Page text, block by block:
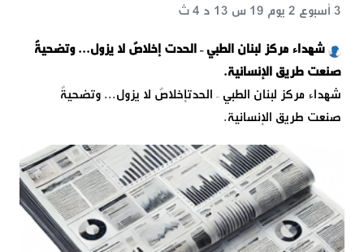
شهداء مركز لبنان الطبي – الحدت إخلاصٌ لا يزول... وتضحيةٌ
صنعت طريق الإنسانية.
3 أسبوع 2 يوم 19 س 13 د 4 ث
شهداء مركز لبنان الطبي – الحدتإخلاصٌ لا يزول... وتضحيةٌ
صنعت طريق الإنسانية.